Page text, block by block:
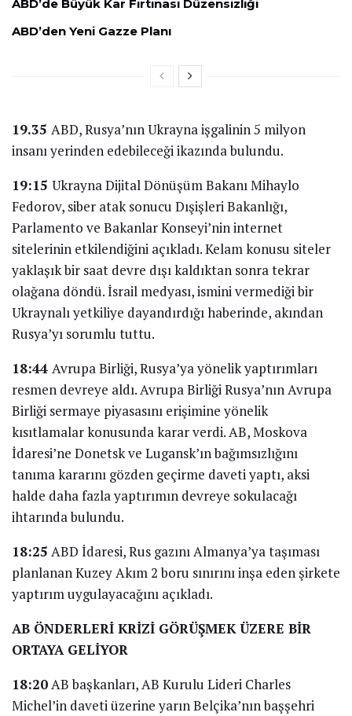
ABD’de Büyük Kar Fırtınası Düzensizliği
ABD’den Yeni Gazze Planı
19.35 ABD, Rusya’nın Ukrayna işgalinin 5 milyon
insanı yerinden edebileceği ikazında bulundu.
19:15 Ukrayna Dijital Dönüşüm Bakanı Mihaylo
Fedorov, siber atak sonucu Dışişleri Bakanlığı,
Parlamento ve Bakanlar Konseyi’nin internet
sitelerinin etkilendiğini açıkladı. Kelam konusu siteler
yaklaşık bir saat devre dışı kaldıktan sonra tekrar
olağana döndü. İsrail medyası, ismini vermediği bir
Ukraynalı yetkiliye dayandırdığı haberinde, akından
Rusya’yı sorumlu tuttu.
18:44 Avrupa Birliği, Rusya’ya yönelik yaptırımları
resmen devreye aldı. Avrupa Birliği Rusya’nın Avrupa
Birliği sermaye piyasasını erişimine yönelik
kısıtlamalar konusunda karar verdi. AB, Moskova
İdaresi’ne Donetsk ve Lugansk’ın bağımsızlığını
tanıma kararını gözden geçirme daveti yaptı, aksi
halde daha fazla yaptırımın devreye sokulacağı
ihtarında bulundu.
18:25 ABD İdaresi, Rus gazını Almanya’ya taşıması
planlanan Kuzey Akım 2 boru sınırını inşa eden şirkete
yaptırım uygulayacağını açıkladı.
AB ÖNDERLERİ KRİZİ GÖRÜŞMEK ÜZERE BİR
ORTAYA GELİYOR
18:20AB başkanları, AB Kurulu Lideri Charles
Michel’in daveti üzerine yarın Belçika’nın başşehri